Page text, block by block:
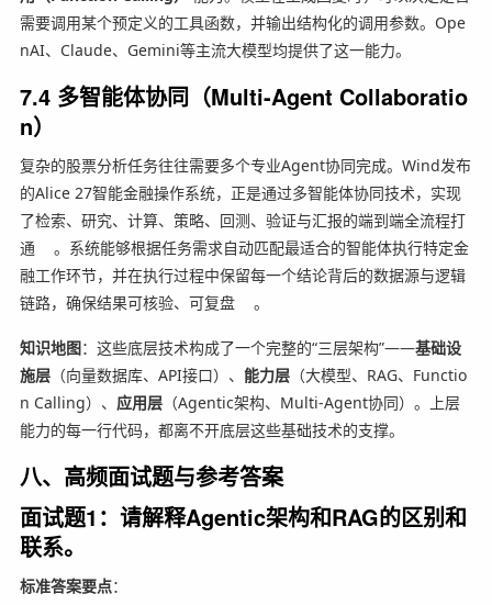
需要调用某个预定义的工具函数，并输出结构化的调用参数。Ope
nAI、Claude、Gemini等主流大模型均提供了这一能力。
7.4 多智能体协同（Multi-Agent Collaboratio
n）
复杂的股票分析任务往往需要多个专业Agent协同完成。Wind发布
的Alice 27智能金融操作系统，正是通过多智能体协同技术，实现
了检索、研究、计算、策略、回测、验证与汇报的端到端全流程打
通
。系统能够根据任务需求自动匹配最适合的智能体执行特定金
融工作环节，并在执行过程中保留每一个结论背后的数据源与逻辑
链路，确保结果可核验、可复盘
。
知识地图：这些底层技术构成了一个完整的“三层架构”——基础设
施层（向量数据库、API接口）、 能力层（大模型、RAG、Functio
n Calling）、 应用层（Agentic架构、Multi-Agent协同）。上层
能力的每一行代码，都离不开底层这些基础技术的支撑。
八、高频面试题与参考答案
面试题1：请解释Agentic架构和RAG的区别和
联系。
标准答案要点：